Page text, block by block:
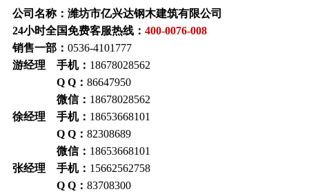
公司名称：潍坊市亿兴达钢木建筑有限公司
24小时全国免费客服热线： 400-0076-008
销售一部： 0536-4101777
游经理 手机： 18678028562
Q Q： 86647950
微信： 18678028562
徐经理 手机： 18653668101
Q Q： 82308689
微信： 18653668101
张经理 手机： 15662562758
Q Q： 83708300